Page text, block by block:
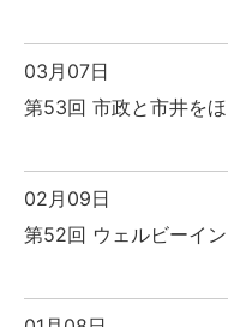
03月07日
第53回 市政と市井をほ
02月09日
第52回 ウェルビーイ